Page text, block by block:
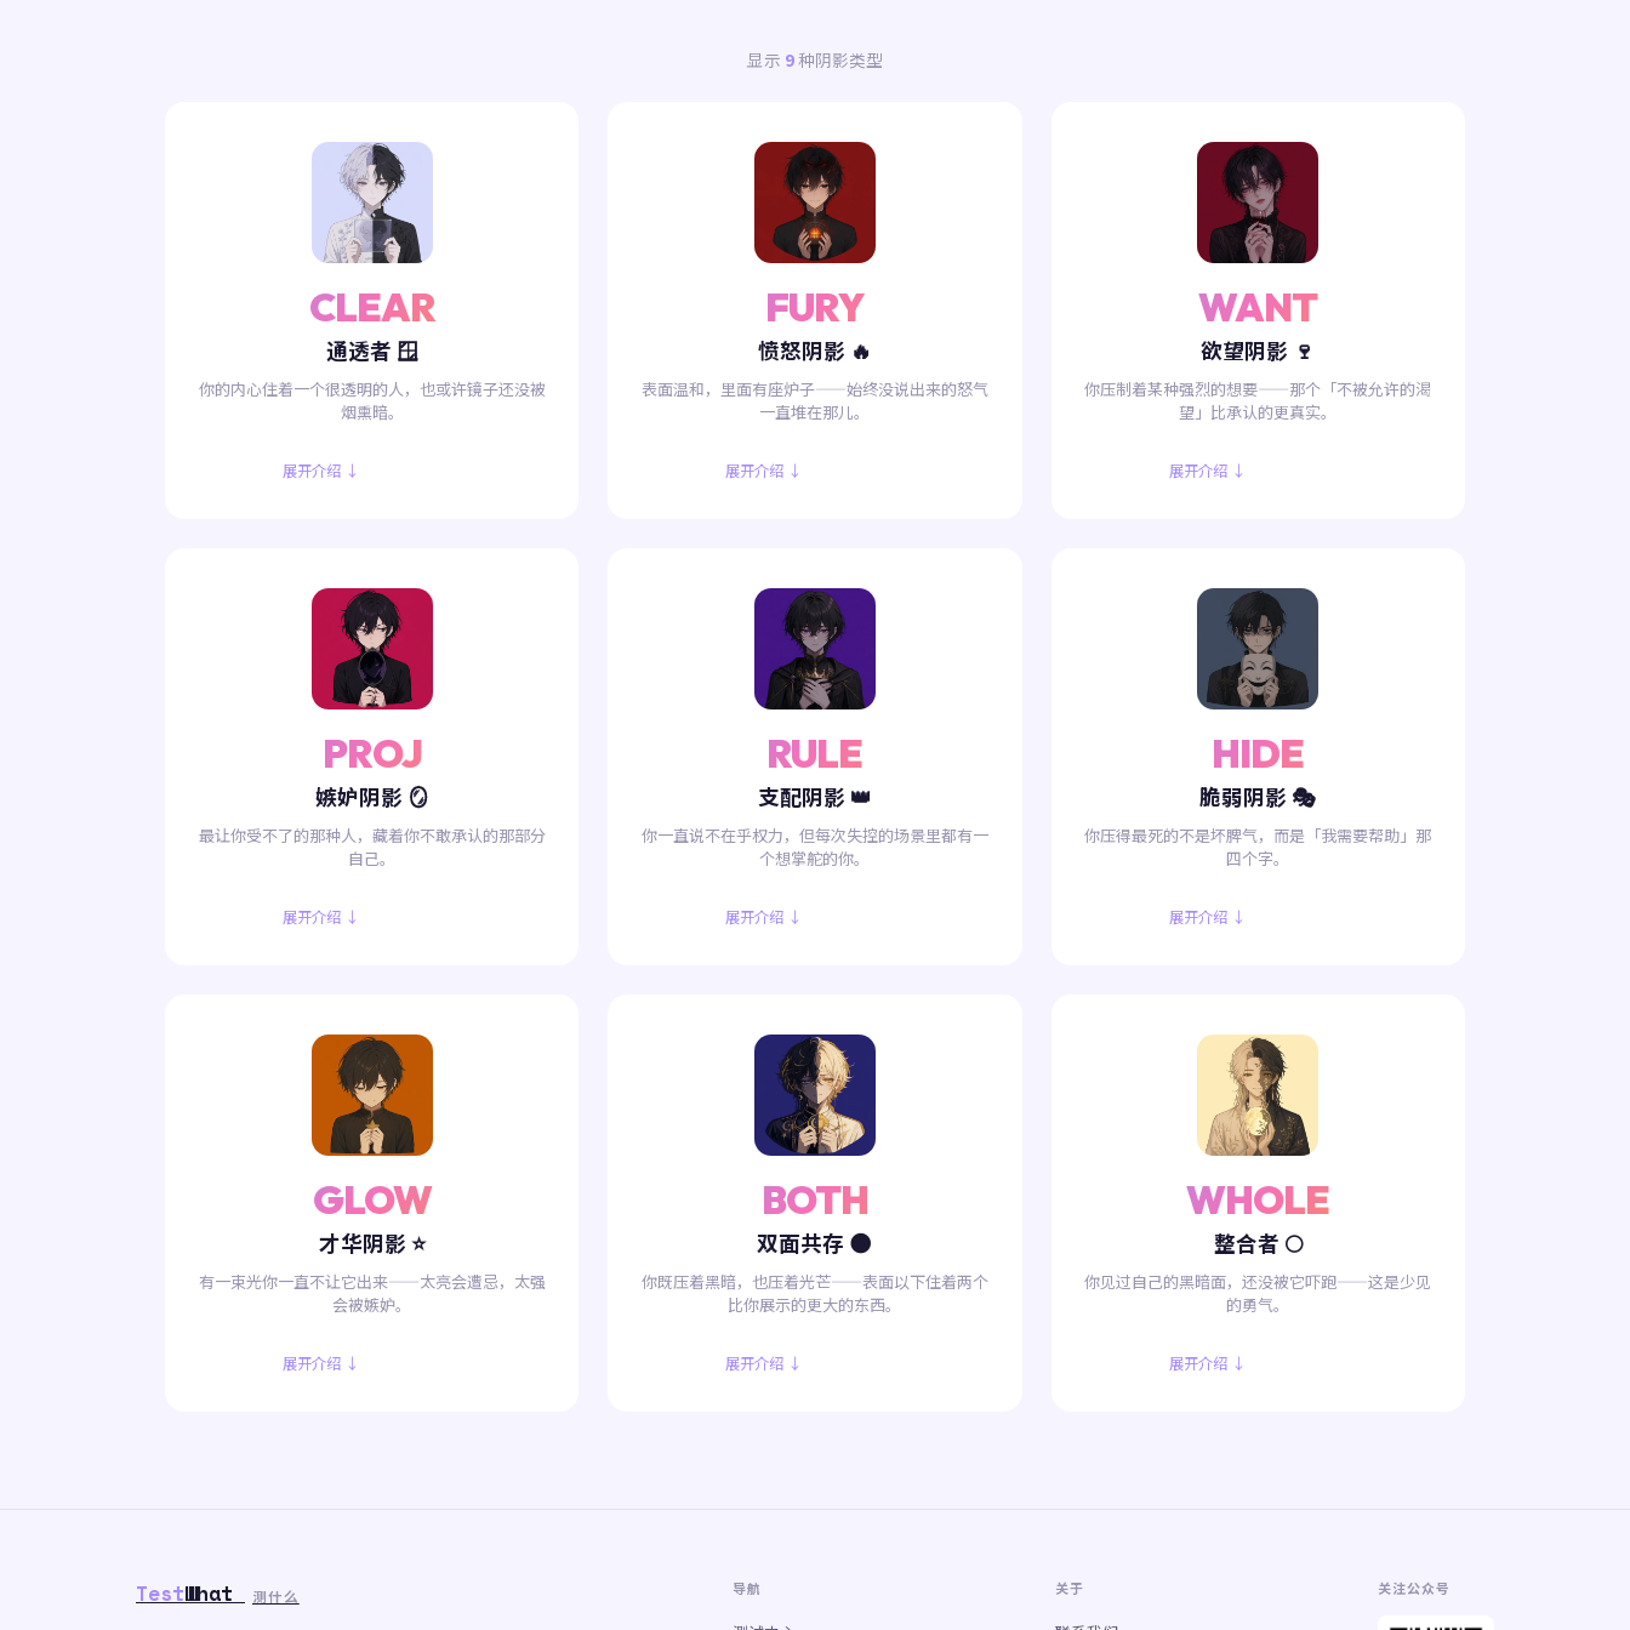
显示 9种阴影类型
CLEAR
通透者 🪟
你的内心住着一个很透明的人，也或许镜子还没被
烟熏暗。
展开介绍 ↓
FURY
愤怒阴影 🔥
表面温和，里面有座炉子——始终没说出来的怒气
一直堆在那儿。
展开介绍 ↓
WANT
欲望阴影 🍷
你压制着某种强烈的想要——那个「不被允许的渴
望」比承认的更真实。
展开介绍 ↓
PROJ
嫉妒阴影 🪞
最让你受不了的那种人，藏着你不敢承认的那部分
自己。
展开介绍 ↓
RULE
支配阴影 👑
你一直说不在乎权力，但每次失控的场景里都有一
个想掌舵的你。
展开介绍 ↓
HIDE
脆弱阴影 🎭
你压得最死的不是坏脾气，而是「我需要帮助」那
四个字。
展开介绍 ↓
GLOW
才华阴影 ⭐
有一束光你一直不让它出来——太亮会遭忌，太强
会被嫉妒。
展开介绍 ↓
BOTH
双面共存 🌑
你既压着黑暗，也压着光芒——表面以下住着两个
比你展示的更大的东西。
展开介绍 ↓
WHOLE
整合者 🌕
你见过自己的黑暗面，还没被它吓跑——这是少见
的勇气。
展开介绍 ↓
TestWhat 测什么 导航 关于 关注公众号